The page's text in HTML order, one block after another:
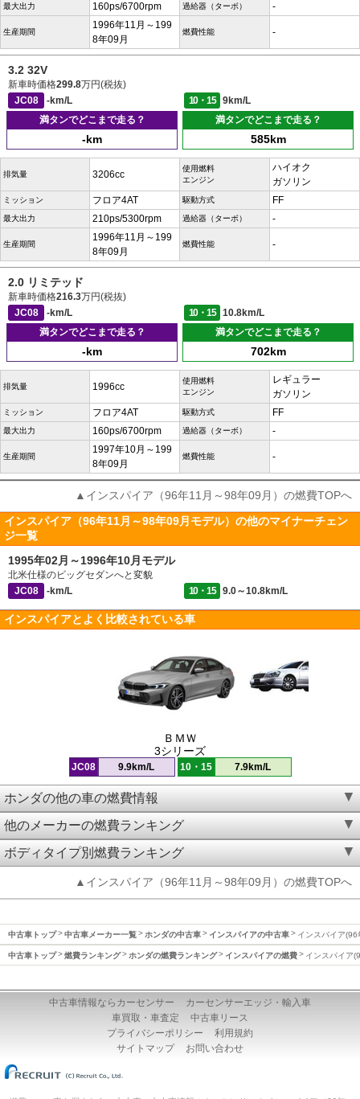
最大出力 160ps/6700rpm 過給器（ターボ） -
生産期間
1996年11月～199
8年09月
燃費性能 -
3.2 32V
新車時価格299.8万円(税抜)
JC08
-km/L 10・15
9km/L
満タンでどこまで走る？
-km
満タンでどこまで走る？
585km
排気量 3206cc
使用燃料
エンジン
ハイオク
ガソリン
ミッション フロア4AT 駆動方式 FF
最大出力 210ps/5300rpm 過給器（ターボ） -
生産期間
1996年11月～199
8年09月
燃費性能 -
2.0 リミテッド
新車時価格216.3万円(税抜)
JC08
-km/L 10・15
10.8km/L
満タンでどこまで走る？
-km
満タンでどこまで走る？
702km
排気量 1996cc
使用燃料
エンジン
レギュラー
ガソリン
ミッション フロア4AT 駆動方式 FF
最大出力 160ps/6700rpm 過給器（ターボ） -
生産期間
1997年10月～199
8年09月
燃費性能 -
▲インスパイア（96年11月～98年09月）の燃費TOPへ
インスパイア（96年11月～98年09月モデル）の他のマイナーチェン
ジ一覧
1995年02月～1996年10月モデル
北米仕様のビッグセダンへと変貌
JC08
-km/L 10・15 9.0～10.8km/L
インスパイアとよく比較されている車
ＢＭＷ
3シリーズ
JC08 9.9km/L 10・15 7.9km/L
ホンダの他の車の燃費情報
他のメーカーの燃費ランキング
ボディタイプ別燃費ランキング
▲インスパイア（96年11月～98年09月）の燃費TOPへ
中古車トップ 中古車メーカー一覧 ホンダの中古車 インスパイアの中古車 インスパイア
中古車トップ 燃費ランキング ホンダの燃費ランキング インスパイアの燃費 インスパイア
中古車情報ならカーセンサー
カーセンサーエッジ・輸入車
車買取・車査定
中古車リース
プライバシーポリシー
利用規約
サイトマップ
お問い合わせ